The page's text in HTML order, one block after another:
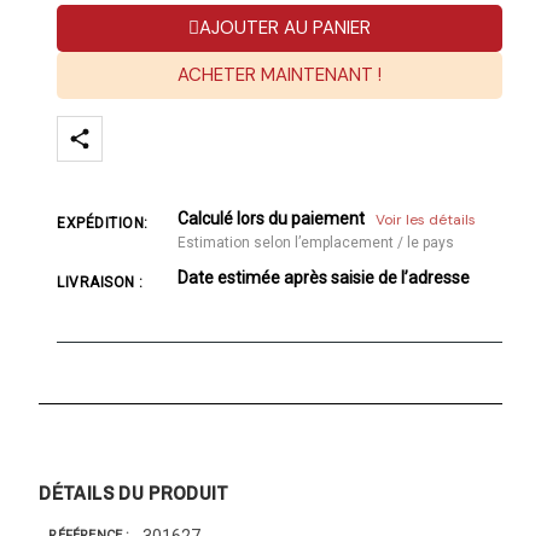
AJOUTER AU PANIER
ACHETER MAINTENANT !
EXPÉDITION: Calculé lors du paiement Voir les détails
Estimation selon l’emplacement / le pays
LIVRAISON : Date estimée après saisie de l’adresse
DÉTAILS DU PRODUIT